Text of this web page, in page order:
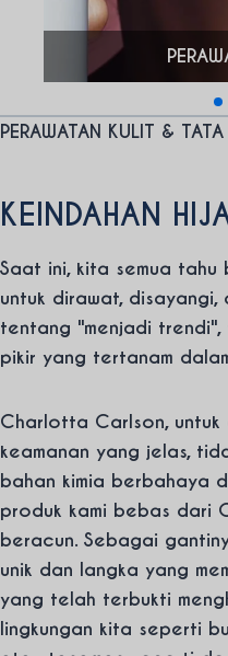
PERAWATAN KULIT & TATA
KEINDAHAN
Saat ini, kita semua
untuk dirawat, disayangi,
tentang "menjadi
pikir yang tertanam
Charlotta Carlson,
keamanan yang jelas,
bahan kimia berbahaya
produk kami bebas dari
beracun. Sebagai
unik dan langka yang
yang telah terbukti
lingkungan kita seperti